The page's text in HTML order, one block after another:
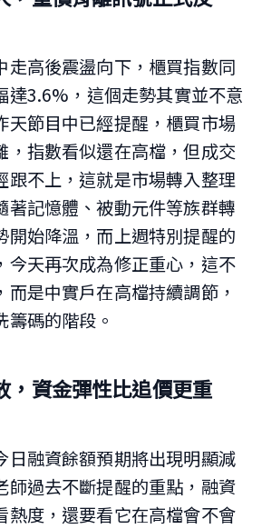
走高後震盪向下，櫃買指數同
達3.6%，這個走勢其實並不意
天節目中已經提醒，櫃買市場
，指數看似還在高檔，但成交
跟不上，這就是市場轉入整理
著記憶體、被動元件等族群轉
開始降溫，而上週特別提醒的
今天再次成為修正重心，這不
是中實戶在高檔持續調節，
碼的階段。
，資金彈性比追價更重
日融資餘額預期將出現明顯減
師過去不斷提醒的重點，融資
熱度，還要看它在高檔會不會